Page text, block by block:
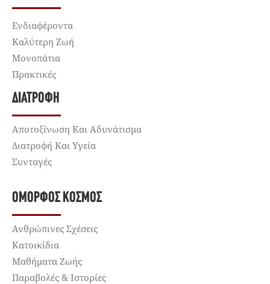
Ενδιαφέροντα
Καλύτερη Ζωή
Μονοπάτια
Πρακτικές
ΔΙΑΤΡΟΦΉ
Αποτοξίνωση Και Αδυνάτισμα
Διατροφή Και Υγεία
Συνταγές
ΌΜΟΡΦΟΣ ΚΌΣΜΟΣ
Ανθρώπινες Σχέσεις
Κατοικίδια
Μαθήματα Ζωής
Παραβολές & Ιστορίες